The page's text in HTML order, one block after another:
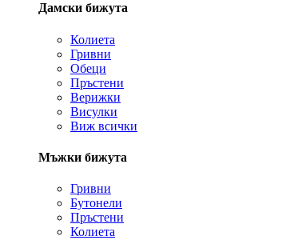
Дамски бижута
Колиета
Гривни
Обеци
Пръстени
Верижки
Висулки
Виж всички
Мъжки бижута
Гривни
Бутонели
Пръстени
Колиета